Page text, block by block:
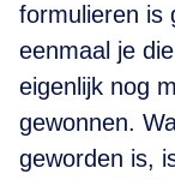
formulieren is
eenmaal je
eigenlijk nog
gewonnen.
geworden is,